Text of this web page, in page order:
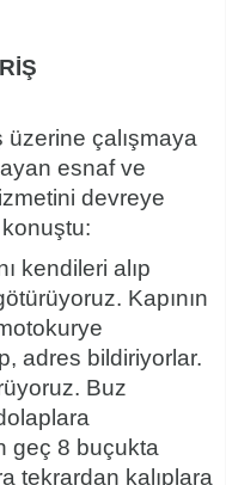
üzerine çalışmaya
esnaf ve
devreye
konuştu:
kendileri alıp
Kapının
adres bildiriyorlar.
Buz
geç 8 buçukta
tekrardan kalıplara